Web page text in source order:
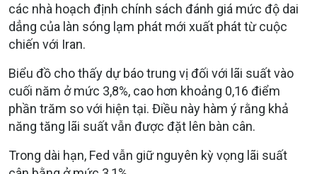
các nhà hoạch định chính sách đánh giá mức độ dai
dẳng của làn sóng lạm phát mới xuất phát từ cuộc
chiến với Iran.
Biểu đồ cho thấy dự báo trung vị đối với lãi suất vào
cuối năm ở mức 3,8%, cao hơn khoảng 0,16 điểm
phần trăm so với hiện tại. Điều này hàm ý rằng khả
năng tăng lãi suất vẫn được đặt lên bàn cân.
Trong dài hạn, Fed vẫn giữ nguyên kỳ vọng lãi suất